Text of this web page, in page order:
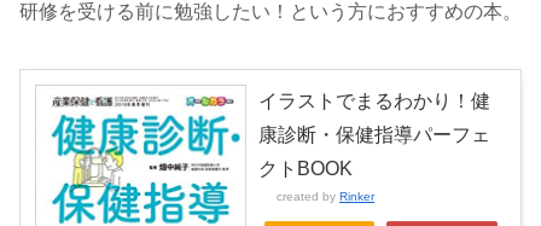
研修を受ける前に勉強したい！という方におすすめの本。
イラストでまるわかり！健
康診断・保健指導パーフェ
クトBOOK
created by Rinker